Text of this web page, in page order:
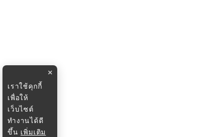
×
เราใช้คุกกี้
เพื่อให้
เว็บไซต์
ทำงานได้ดี
ขึ้น เพิ่มเติม